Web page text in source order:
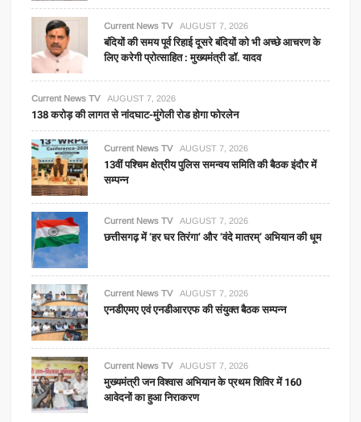
Current News TV AUGUST 7, 2026
बंदियों की समय पूर्व रिहाई दूसरे बंदियों को भी अच्छे आचरण के
लिए करेगी प्रोत्साहित : मुख्यमंत्री डॉ. यादव
Current News TV AUGUST 7, 2026
138 करोड़ की लागत से नांदघाट-मुंगेली रोड होगा फोरलेन
Current News TV AUGUST 7, 2026
13वीं पश्चिम क्षेत्रीय पुलिस समन्वय समिति की बैठक इंदौर में
सम्पन्न
Current News TV AUGUST 7, 2026
छत्तीसगढ़ में ‘हर घर तिरंगा’ और ‘वंदे मातरम्’ अभियान की धूम
Current News TV AUGUST 7, 2026
एनडीएमए एवं एनडीआरएफ की संयुक्त बैठक सम्पन्न
Current News TV AUGUST 7, 2026
मुख्यमंत्री जन विश्वास अभियान के प्रथम शिविर में 160
आवेदनों का हुआ निराकरण